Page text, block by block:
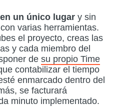
un único lugar y sin
varias herramientas.
el proyecto, creas las
y cada miembro del
de su propio Time
contabilizar el tiempo
enmarcado dentro del
se facturará
minuto implementado.